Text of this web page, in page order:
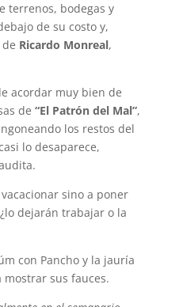
terrenos, bodegas y
de su costo y,
Ricardo Monreal,
acordar muy bien de
de “El Patrón del Mal”,
los restos del
lo desaparece,
sino a poner
dejarán trabajar o la
con Pancho y la jauría
mostrar sus fauces.